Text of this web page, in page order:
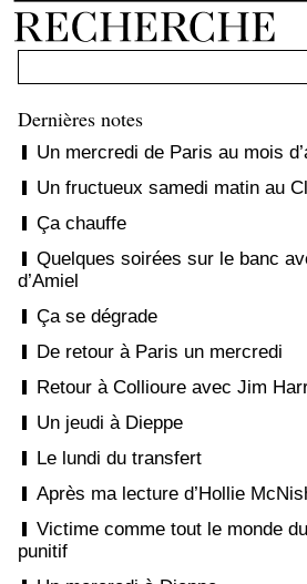
Dernières notes
Un mercredi de Paris au mois
Un fructueux samedi matin au
Ça chauffe
Quelques soirées sur le banc
d’Amiel
Ça se dégrade
De retour à Paris un mercredi
Retour à Collioure avec Jim
Un jeudi à Dieppe
Le lundi du transfert
Après ma lecture d’Hollie
Victime comme tout le monde
punitif